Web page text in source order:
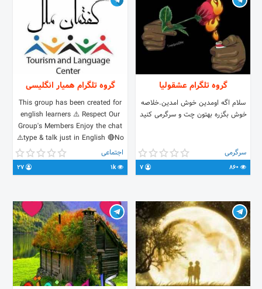
گروه تلگرام عشقولیا
سلام اگه اومدین خوش امدین.خلاصه
خوش بگزره بهتون چت و سرگرمی کنید
سرگرمی
گروه تلگرام همیار انگلیسی
This group has been created for
english learners ⚠️ Respect Our
Group's Members Enjoy the chat
⚠️type & talk just in English 🔴No
advertising,No link,No insulting
Copy and share please
t.me/joinchat/Hxc9FRHJHK2RDhGO-
اجتماعی
1k